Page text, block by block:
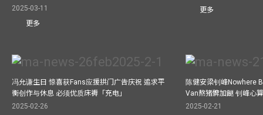
2025-03-11
更多
更多
冯允谦生日 惊喜获Fans应援拱门广告庆祝 追求平
衡创作与休息 必须优质床褥「充电」
2025-02-26
陈健安梁钊峰Nowhere
Van熬猪髀加餸 钊峰心
2025-02-21